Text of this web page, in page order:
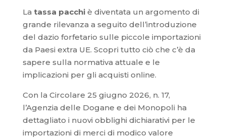
La tassa pacchiè diventata un argomento di
grande rilevanza a seguito dell’introduzione
del dazio forfetario sulle piccole importazioni
da Paesi extra UE. Scopri tutto ciò che c’è da
sapere sulla normativa attuale e le
implicazioni per gli acquisti online.
Con la Circolare 25 giugno 2026, n. 17,
l’Agenzia delle Dogane e dei Monopoli ha
dettagliato i nuovi obblighi dichiarativi per le
importazioni di merci di modico valore